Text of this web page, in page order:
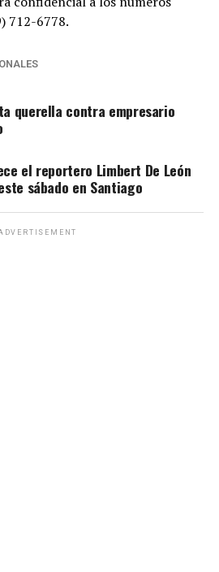
712-6778.
querella contra empresario
el reportero Limbert De León
sábado en Santiago